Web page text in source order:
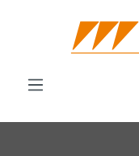
springen